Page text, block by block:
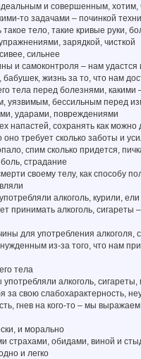
и совершенным, хотим,
то задачами – починкой
тело, такие кривые руки,
зарядкой, чисткой
сильнее
и самоконтроля – нам удастся
жизнь за то, что нам
тела перед болезнями, какими
уязвимым, бессильным перед
ударами, повреждениями
напастей, сохранять как
требует сколько заботы и
спим сколько придется,
страдание
своему телу, как способу
алкоголь, курили,
принимать алкоголь,
для употребления алкоголя,
из-за того, что нам
тела
алкоголь,
свою слабохарактерность,
гнев на кого-то – мы
и морально
страхами, обидами, виной и
и легко